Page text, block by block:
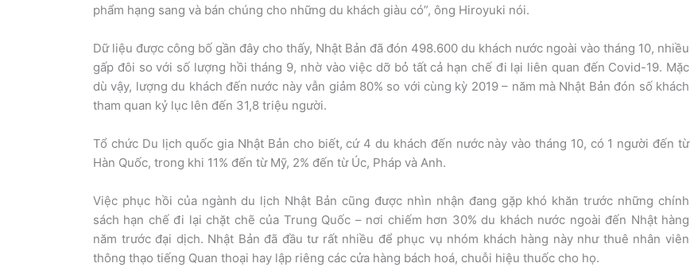
phẩm hạng sang và bán chúng cho những du khách giàu có”, ông Hiroyuki nói.
Dữ liệu được công bố gần đây cho thấy, Nhật Bản đã đón 498.600 du khách nước ngoài vào tháng 10, nhiều
gấp đôi so với số lượng hồi tháng 9, nhờ vào việc dỡ bỏ tất cả hạn chế đi lại liên quan đến Covid-19. Mặc
dù vậy, lượng du khách đến nước này vẫn giảm 80% so với cùng kỳ 2019 – năm mà Nhật Bản đón số khách
tham quan kỷ lục lên đến 31,8 triệu người.
Tổ chức Du lịch quốc gia Nhật Bản cho biết, cứ 4 du khách đến nước này vào tháng 10, có 1 người đến từ
Hàn Quốc, trong khi 11% đến từ Mỹ, 2% đến từ Úc, Pháp và Anh.
Việc phục hồi của ngành du lịch Nhật Bản cũng được nhìn nhận đang gặp khó khăn trước những chính
sách hạn chế đi lại chặt chẽ của Trung Quốc – nơi chiếm hơn 30% du khách nước ngoài đến Nhật hàng
năm trước đại dịch. Nhật Bản đã đầu tư rất nhiều để phục vụ nhóm khách hàng này như thuê nhân viên
thông thạo tiếng Quan thoại hay lập riêng các cửa hàng bách hoá, chuỗi hiệu thuốc cho họ.